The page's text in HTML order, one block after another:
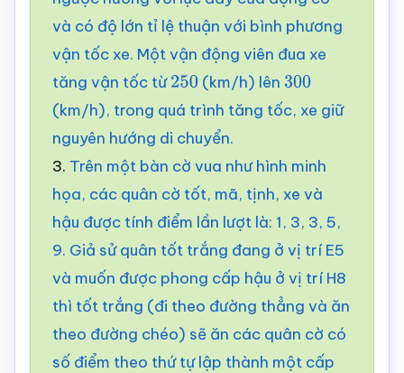
và có độ lớn tỉ lệ thuận với bình phương
vận tốc xe. Một vận động viên đua xe
tăng vận tốc từ250(km/h) lên 300
(km/h), trong quá trình tăng tốc, xe giữ
nguyên hướng di chuyển.
3. Trên một bàn cờ vua như hình minh
họa, các quân cờ tốt, mã, tịnh, xe và
hậu được tính điểm lần lượt là: 1, 3, 3, 5,
9. Giả sử quân tốt trắng đang ở vị trí E5
và muốn được phong cấp hậu ở vị trí H8
thì tốt trắng (đi theo đường thẳng và ăn
theo đường chéo) sẽ ăn các quân cờ có
số điểm theo thứ tự lập thành một cấp